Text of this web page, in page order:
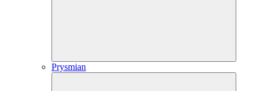
Prysmian